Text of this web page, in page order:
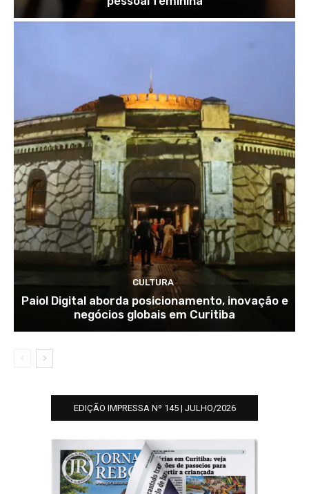
CULTURA
Paiol Digital aborda posicionamento, inovação e
negócios globais em Curitiba
EDIÇÃO IMPRESSA Nº 145 | JULHO/2026